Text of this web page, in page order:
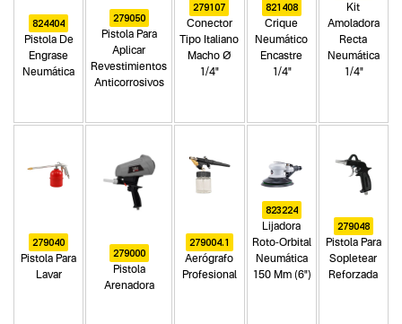
824404
Pistola De
Engrase
Neumática
279050
Pistola Para
Aplicar
Revestimientos
Anticorrosivos
279107
Conector
Tipo Italiano
Macho Ø
1/4"
821408
Crique
Neumático
Encastre
1/4"
Kit
Amoladora
Recta
Neumática
1/4"
279040
Pistola Para
Lavar
279000
Pistola
Arenadora
279004.1
Aerógrafo
Profesional
823224
Lijadora
Roto-Orbital
Neumática
150 Mm (6")
279048
Pistola Para
Sopletear
Reforzada